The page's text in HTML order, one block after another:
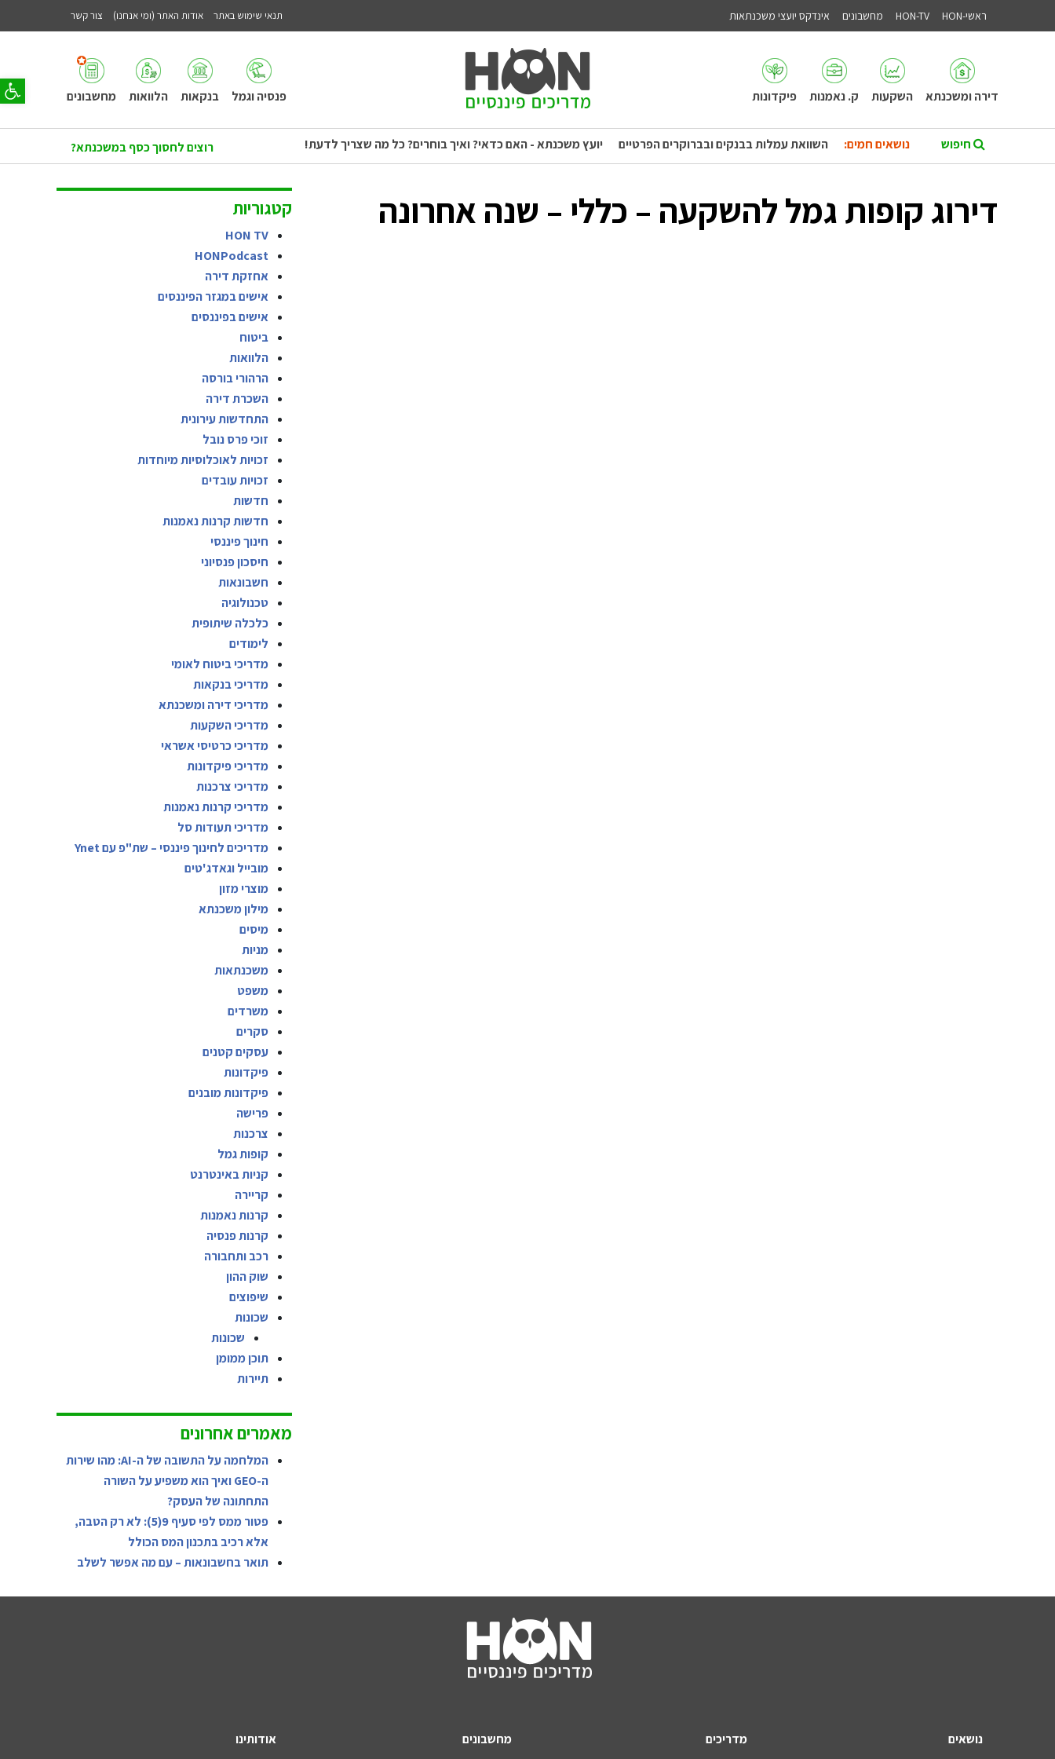
פתח
תנאי שימוש באתר אודות האתר (ומי אנחנו) צור קשר ראשי-HON HON-TV מחשבונים אינדקס יועצי משכנתאות
דירה ומשכנתא השקעות ק. נאמנות פיקדונות פנסיה וגמל בנקאות הלוואות מחשבונים
נושאים חמים: רוצים לחסוך כסף במשכנתא? השוואת עמלות בבנקים ובברוקרים הפרטיים יועץ משכנתא - האם כדאי? ואיך בוחרים? כל מה שצריך לדעת!
דירוג קופות גמל להשקעה – כללי – שנה אחרונה קטגוריות
HON TV
HONPodcast
אחזקת דירה
אישים במגזר הפיננסים
אישים בפיננסים
ביטוח
הלוואות
הרהורי בורסה
השכרת דירה
התחדשות עירונית
זוכי פרס נובל
זכויות לאוכלוסיות מיוחדות
זכויות עובדים
חדשות
חדשות קרנות נאמנות
חינוך פיננסי
חיסכון פנסיוני
חשבונאות
טכנולוגיה
כלכלה שיתופית
לימודים
מדריכי ביטוח לאומי
מדריכי בנקאות
מדריכי דירה ומשכנתא
מדריכי השקעות
מדריכי כרטיסי אשראי
מדריכי פיקדונות
מדריכי צרכנות
מדריכי קרנות נאמנות
מדריכי תעודות סל
מדריכים לחינוך פיננסי – שת"פ עם Ynet
מובייל וגאדג'טים
מוצרי מזון
מילון משכנתא
מיסים
מניות
משכנתאות
משפט
משרדים
סקרים
עסקים קטנים
פיקדונות
פיקדונות מובנים
פרישה
צרכנות
קופות גמל
קניות באינטרנט
קריירה
קרנות נאמנות
קרנות פנסיה
רכב ותחבורה
שוק ההון
שיפוצים
שכונות
שכונות
תוכן ממומן
תיירות
מאמרים אחרונים
המלחמה על התשובה של ה-AI: מהו שירות
ה-GEO ואיך הוא משפיע על השורה
התחתונה של העסק?
פטור ממס לפי סעיף 9(5): לא רק הטבה,
אלא רכיב בתכנון המס הכולל
תואר בחשבונאות – עם מה אפשר לשלב
נושאים
מדריכים
מחשבונים
אודותינו